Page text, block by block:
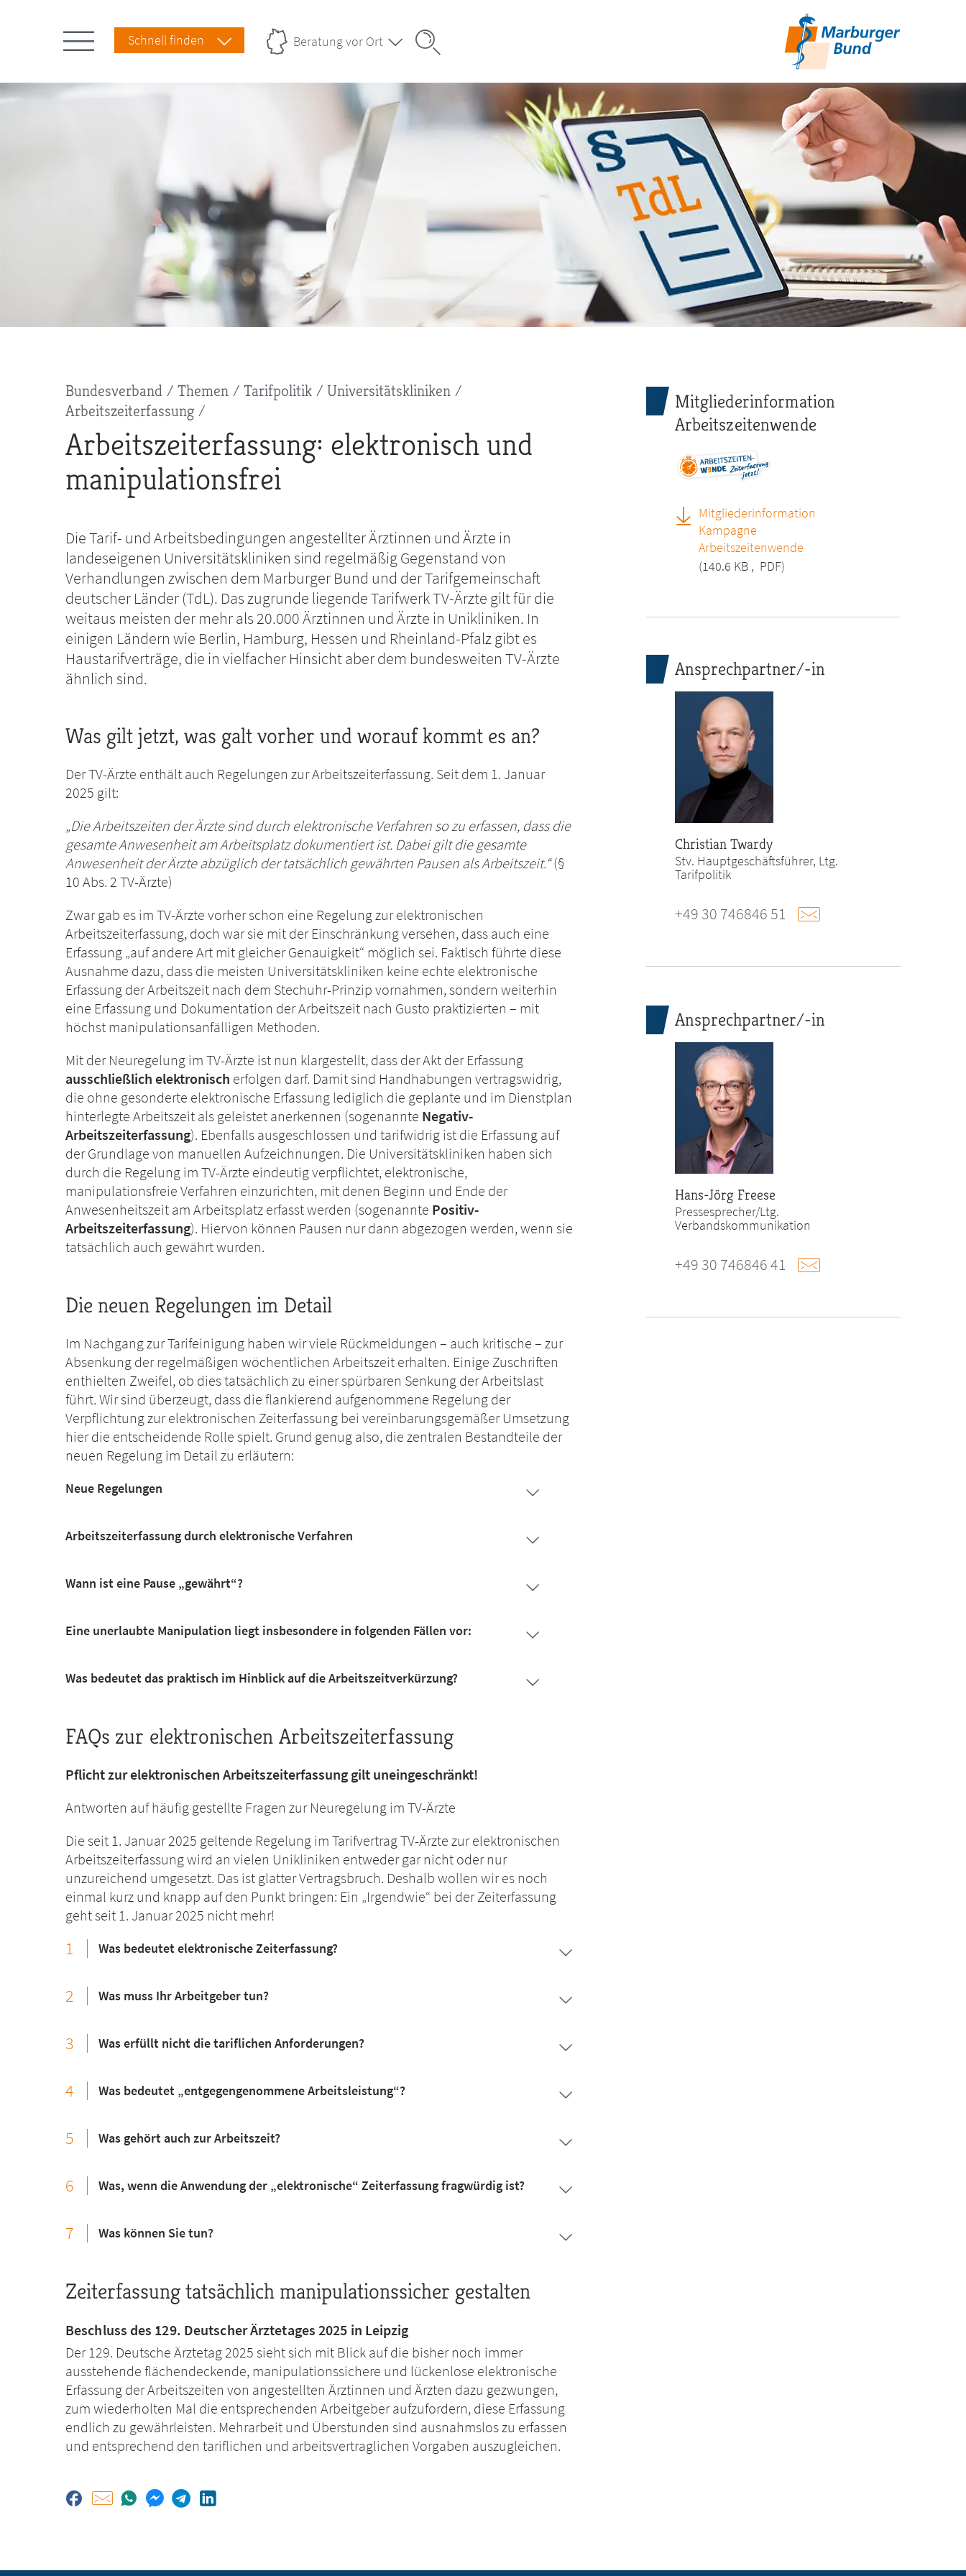
Schnell finden Beratung vor Ort
Pfadnavigation
Bundesverband Themen Tarifpolitik
Universitätskliniken
Arbeitszeiterfassung
Arbeitszeiterfassung: elektronisch und
manipulationsfrei
Die Tarif- und Arbeitsbedingungen angestellter Ärztinnen und Ärzte in
landeseigenen Universitätskliniken sind regelmäßig Gegenstand von
Verhandlungen zwischen dem Marburger Bund und der Tarifgemeinschaft
deutscher Länder (TdL). Das zugrunde liegende Tarifwerk TV-Ärzte gilt für die
weitaus meisten der mehr als 20.000 Ärztinnen und Ärzte in Unikliniken. In
einigen Ländern wie Berlin, Hamburg, Hessen und Rheinland-Pfalz gibt es
Haustarifverträge, die in vielfacher Hinsicht aber dem bundesweiten TV-Ärzte
ähnlich sind.
Was gilt jetzt, was galt vorher und worauf kommt es an?
Der TV-Ärzte enthält auch Regelungen zur Arbeitszeiterfassung. Seit dem 1. Januar
2025 gilt:
„Die Arbeitszeiten der Ärzte sind durch elektronische Verfahren so zu erfassen, dass die
gesamte Anwesenheit am Arbeitsplatz dokumentiert ist. Dabei gilt die gesamte
Anwesenheit der Ärzte abzüglich der tatsächlich gewährten Pausen als Arbeitszeit.“(§
10 Abs. 2 TV-Ärzte)
Zwar gab es im TV-Ärzte vorher schon eine Regelung zur elektronischen
Arbeitszeiterfassung, doch war sie mit der Einschränkung versehen, dass auch eine
Erfassung „auf andere Art mit gleicher Genauigkeit“ möglich sei. Faktisch führte diese
Ausnahme dazu, dass die meisten Universitätskliniken keine echte elektronische
Erfassung der Arbeitszeit nach dem Stechuhr-Prinzip vornahmen, sondern weiterhin
eine Erfassung und Dokumentation der Arbeitszeit nach Gusto praktizierten – mit
höchst manipulationsanfälligen Methoden.
Mit der Neuregelung im TV-Ärzte ist nun klargestellt, dass der Akt der Erfassung
ausschließlich elektronisch erfolgen darf. Damit sind Handhabungen vertragswidrig,
die ohne gesonderte elektronische Erfassung lediglich die geplante und im Dienstplan
hinterlegte Arbeitszeit als geleistet anerkennen (sogenannte Negativ-
Arbeitszeiterfassung). Ebenfalls ausgeschlossen und tarifwidrig ist die Erfassung auf
der Grundlage von manuellen Aufzeichnungen. Die Universitätskliniken haben sich
durch die Regelung im TV-Ärzte eindeutig verpflichtet, elektronische,
manipulationsfreie Verfahren einzurichten, mit denen Beginn und Ende der
Anwesenheitszeit am Arbeitsplatz erfasst werden (sogenannte Positiv-
Arbeitszeiterfassung). Hiervon können Pausen nur dann abgezogen werden, wenn sie
tatsächlich auch gewährt wurden.
Die neuen Regelungen im Detail
Im Nachgang zur Tarifeinigung haben wir viele Rückmeldungen – auch kritische – zur
Absenkung der regelmäßigen wöchentlichen Arbeitszeit erhalten. Einige Zuschriften
enthielten Zweifel, ob dies tatsächlich zu einer spürbaren Senkung der Arbeitslast
führt. Wir sind überzeugt, dass die flankierend aufgenommene Regelung der
Verpflichtung zur elektronischen Zeiterfassung bei vereinbarungsgemäßer Umsetzung
hier die entscheidende Rolle spielt. Grund genug also, die zentralen Bestandteile der
neuen Regelung im Detail zu erläutern:
Neue Regelungen
Arbeitszeiterfassung durch elektronische Verfahren
Wann ist eine Pause „gewährt“?
Eine unerlaubte Manipulation liegt insbesondere in folgenden Fällen vor:
Was bedeutet das praktisch im Hinblick auf die Arbeitszeitverkürzung?
FAQs zur elektronischen Arbeitszeiterfassung
Pflicht zur elektronischen Arbeitszeiterfassung gilt uneingeschränkt!
Antworten auf häufig gestellte Fragen zur Neuregelung im TV-Ärzte
Die seit 1. Januar 2025 geltende Regelung im Tarifvertrag TV-Ärzte zur elektronischen
Arbeitszeiterfassung wird an vielen Unikliniken entweder gar nicht oder nur
unzureichend umgesetzt. Das ist glatter Vertragsbruch. Deshalb wollen wir es noch
einmal kurz und knapp auf den Punkt bringen: Ein „Irgendwie“ bei der Zeiterfassung
geht seit 1. Januar 2025 nicht mehr!
1 Was bedeutet elektronische Zeiterfassung?
2 Was muss Ihr Arbeitgeber tun?
3 Was erfüllt nicht die tariflichen Anforderungen?
4 Was bedeutet „entgegengenommene Arbeitsleistung“?
5 Was gehört auch zur Arbeitszeit?
6 Was, wenn die Anwendung der „elektronische“ Zeiterfassung fragwürdig ist?
7 Was können Sie tun?
Zeiterfassung tatsächlich manipulationssicher gestalten
Beschluss des 129. Deutscher Ärztetages 2025 in Leipzig
Der 129. Deutsche Ärztetag 2025 sieht sich mit Blick auf die bisher noch immer
ausstehende flächendeckende, manipulationssichere und lückenlose elektronische
Erfassung der Arbeitszeiten von angestellten Ärztinnen und Ärzten dazu gezwungen,
zum wiederholten Mal die entsprechenden Arbeitgeber aufzufordern, diese Erfassung
endlich zu gewährleisten. Mehrarbeit und Überstunden sind ausnahmslos zu erfassen
und entsprechend den tariflichen und arbeitsvertraglichen Vorgaben auszugleichen.
Mitgliederinformation
Arbeitszeitenwende
Mitgliederinformation
Kampagne
Arbeitszeitenwende
(140.6 KB , PDF)
Ansprechpartner/-in
Christian Twardy
Stv. Hauptgeschäftsführer, Ltg.
Tarifpolitik
+49 30 746846 51
Ansprechpartner/-in
Hans-Jörg Freese
Pressesprecher/Ltg.
Verbandskommunikation
+49 30 746846 41